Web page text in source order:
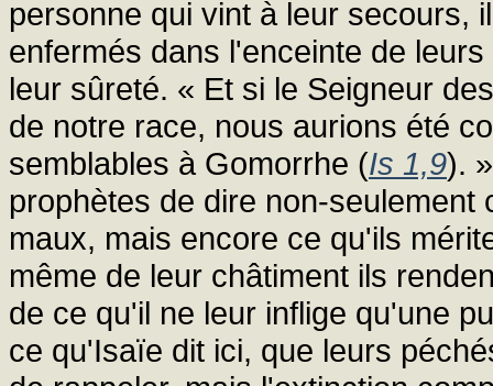
personne qui vint à leur secours,
enfermés dans l'enceinte de
leur sûreté. « Et si le Seigneur
de notre race, nous aurions été
semblables à Gomorrhe (Is 1,9).
prophètes de dire non-
maux, mais encore ce qu'ils
même de leur châtiment ils
de ce qu'il ne leur inflige qu'une
ce qu'Isaïe dit ici, que leurs